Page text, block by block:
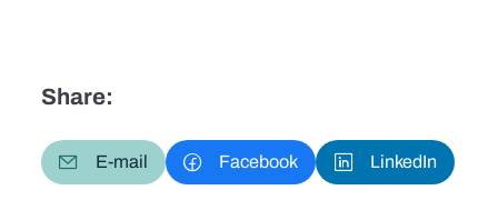
Share:
E-mail Facebook LinkedIn